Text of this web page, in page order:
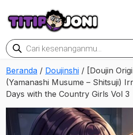
Products
search
Beranda / Doujinshi / [Doujin
(Yamanashi Musume – Shitsuji)
Days with the Country Girls Vol 3